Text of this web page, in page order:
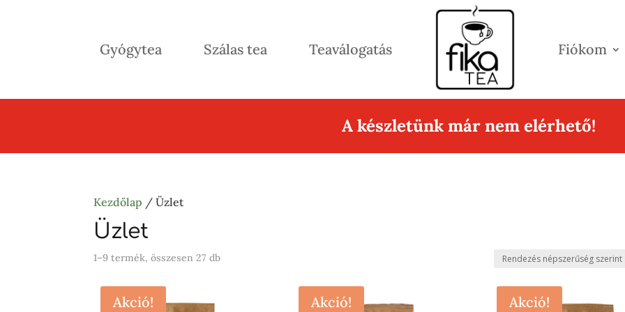
Gyógytea Szálas tea Teaválogatás Fiókom
A készletünk már nem elérhető!
Kezdőlap / Üzlet
Üzlet
1–9 termék, összesen 27 dbSorted
Akció! Akció! Akció!